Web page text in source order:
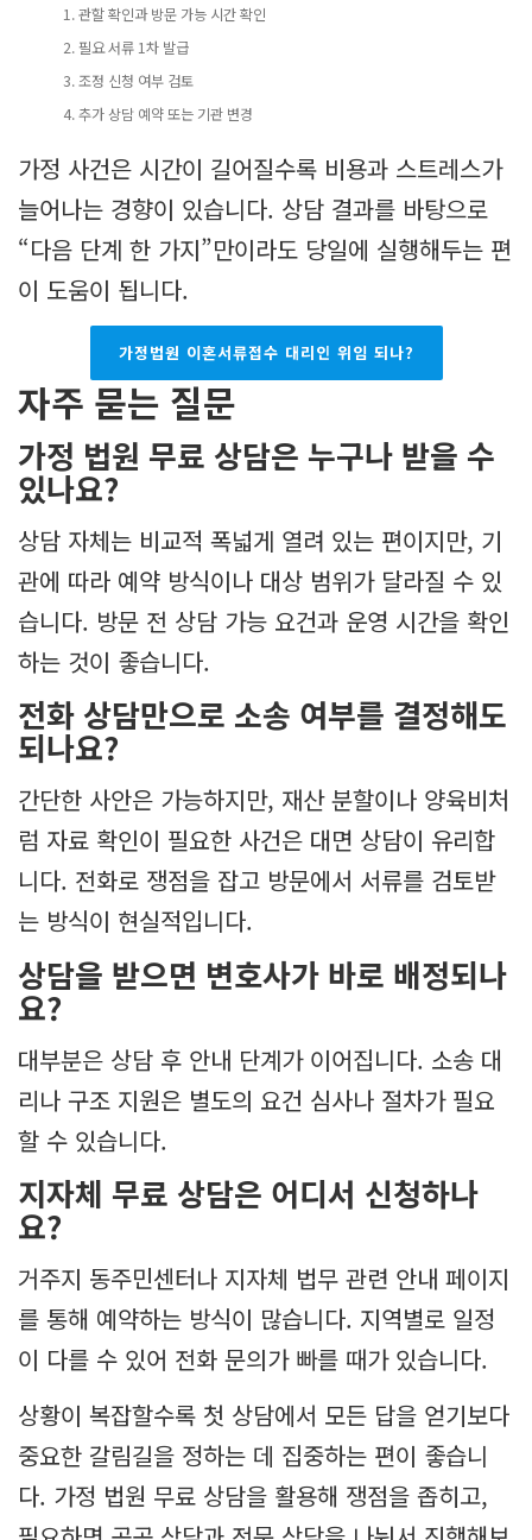
관할 확인과 방문 가능 시간 확인
필요 서류 1차 발급
조정 신청 여부 검토
추가 상담 예약 또는 기관 변경
가정 사건은 시간이 길어질수록 비용과 스트레스가
늘어나는 경향이 있습니다. 상담 결과를 바탕으로
“다음 단계 한 가지”만이라도 당일에 실행해두는 편
이 도움이 됩니다.
가정법원 이혼서류접수 대리인 위임 되나?
자주 묻는 질문
가정 법원 무료 상담은 누구나 받을 수
있나요?
상담 자체는 비교적 폭넓게 열려 있는 편이지만, 기
관에 따라 예약 방식이나 대상 범위가 달라질 수 있
습니다. 방문 전 상담 가능 요건과 운영 시간을 확인
하는 것이 좋습니다.
전화 상담만으로 소송 여부를 결정해도
되나요?
간단한 사안은 가능하지만, 재산 분할이나 양육비처
럼 자료 확인이 필요한 사건은 대면 상담이 유리합
니다. 전화로 쟁점을 잡고 방문에서 서류를 검토받
는 방식이 현실적입니다.
상담을 받으면 변호사가 바로 배정되나
요?
대부분은 상담 후 안내 단계가 이어집니다. 소송 대
리나 구조 지원은 별도의 요건 심사나 절차가 필요
할 수 있습니다.
지자체 무료 상담은 어디서 신청하나
요?
거주지 동주민센터나 지자체 법무 관련 안내 페이지
를 통해 예약하는 방식이 많습니다. 지역별로 일정
이 다를 수 있어 전화 문의가 빠를 때가 있습니다.
상황이 복잡할수록 첫 상담에서 모든 답을 얻기보다
중요한 갈림길을 정하는 데 집중하는 편이 좋습니
다. 가정 법원 무료 상담을 활용해 쟁점을 좁히고,